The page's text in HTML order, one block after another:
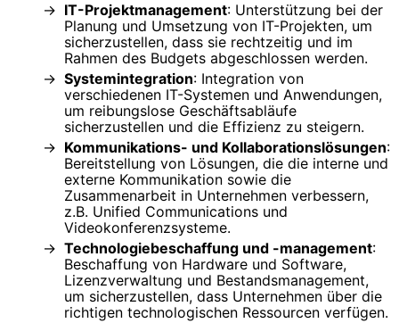
IT-Projektmanagement: Unterstützung bei der
Planung und Umsetzung von IT-Projekten, um
sicherzustellen, dass sie rechtzeitig und im
Rahmen des Budgets abgeschlossen werden.
Systemintegration: Integration von
verschiedenen IT-Systemen und Anwendungen,
um reibungslose Geschäftsabläufe
sicherzustellen und die Effizienz zu steigern.
Kommunikations- und Kollaborationslösungen:
Bereitstellung von Lösungen, die die interne und
externe Kommunikation sowie die
Zusammenarbeit in Unternehmen verbessern,
z.B. Unified Communications und
Videokonferenzsysteme.
Technologiebeschaffung und -management:
Beschaffung von Hardware und Software,
Lizenzverwaltung und Bestandsmanagement,
um sicherzustellen, dass Unternehmen über die
richtigen technologischen Ressourcen verfügen.